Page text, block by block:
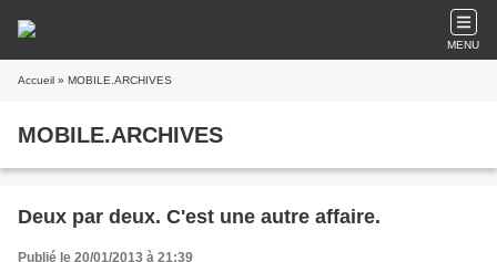
MENU
Accueil » MOBILE.ARCHIVES
MOBILE.ARCHIVES
Deux par deux. C'est une autre affaire.
Publié le 20/01/2013 à 21:39